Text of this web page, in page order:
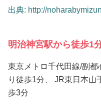
出典: http://
明治神宮駅から徒歩1
東京メトロ千代田線/副都
り徒歩1分、 JR東日本山
歩3分